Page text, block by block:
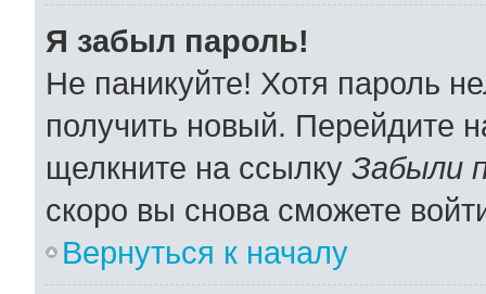
Я забыл пароль!
Не паникуйте! Хотя пароль
получить новый. Перейдите
щелкните на ссылку Забыли
скоро вы снова сможете
Вернуться к началу